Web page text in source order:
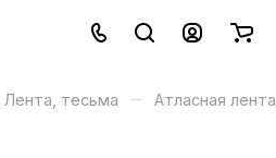
Лента, тесьма – Атласная лента